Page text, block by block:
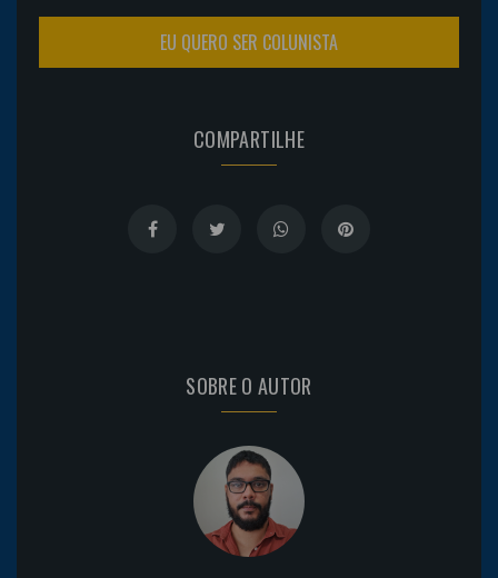
EU QUERO SER COLUNISTA
COMPARTILHE
SOBRE O AUTOR